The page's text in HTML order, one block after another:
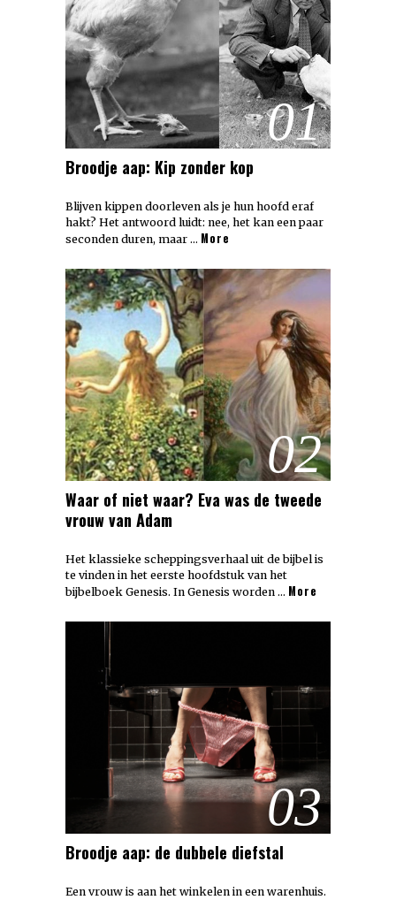
01
Broodje aap: Kip zonder kop
Blijven kippen doorleven als je hun hoofd eraf
hakt? Het antwoord luidt: nee, het kan een paar
seconden duren, maar … More
02
Waar of niet waar? Eva was de tweede
vrouw van Adam
Het klassieke scheppingsverhaal uit de bijbel is
te vinden in het eerste hoofdstuk van het
bijbelboek Genesis. In Genesis worden … More
03
Broodje aap: de dubbele diefstal
Een vrouw is aan het winkelen in een warenhuis.